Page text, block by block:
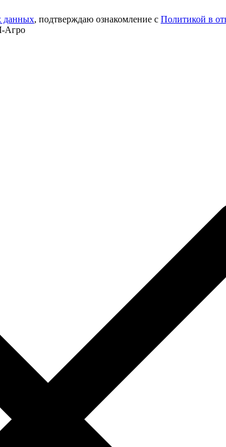
данных, подтверждаю ознакомление с Политикой в
Агро